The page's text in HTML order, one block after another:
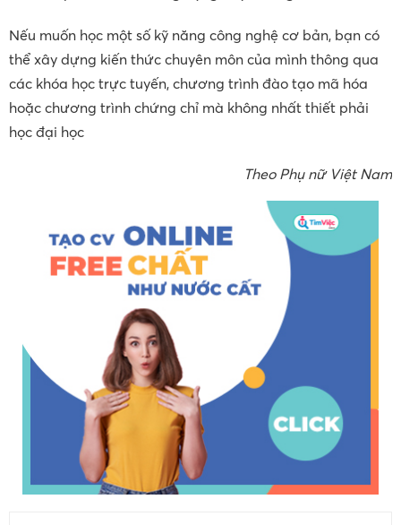
Nếu muốn học một số kỹ năng công nghệ cơ bản, bạn có
thể xây dựng kiến thức chuyên môn của mình thông qua
các khóa học trực tuyến, chương trình đào tạo mã hóa
hoặc chương trình chứng chỉ mà không nhất thiết phải
học đại học
Theo Phụ nữ Việt Nam